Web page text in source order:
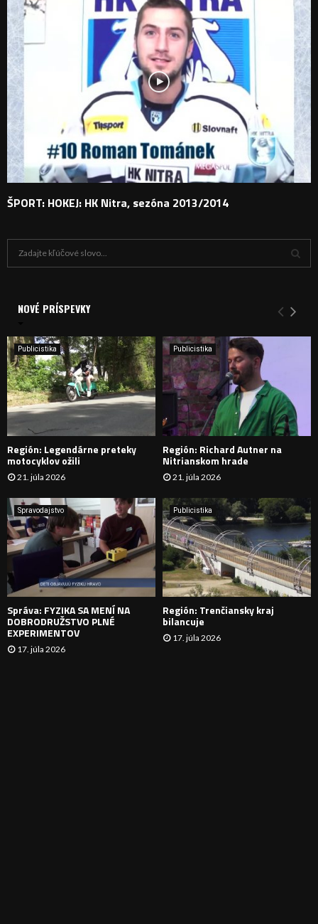
ŠPORT: HOKEJ: HK Nitra, sezóna 2013/2014
i
e
:
Y
H
D
A
N
I
E
NOVÉ PRÍSPEVKY
Publicistika
Región: Legendárne preteky
motocyklov ožili
21. júla 2026
Publicistika
Región: Richard Autner na
Nitrianskom hrade
21. júla 2026
Spravodajstvo
Správa: FYZIKA SA MENÍ NA
DOBRODRUŽSTVO PLNÉ
EXPERIMENTOV
17. júla 2026
Publicistika
Región: Trenčiansky kraj
bilancuje
17. júla 2026